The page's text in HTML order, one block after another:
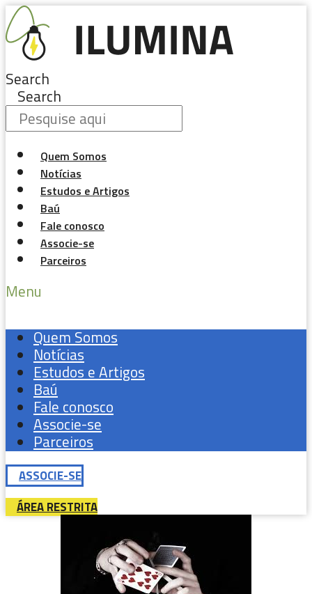
Pular
para
o
conteúdo
Search
Search
Quem Somos
Notícias
Estudos e Artigos
Baú
Fale conosco
Associe-se
Parceiros
Menu
Quem Somos
Notícias
Estudos e Artigos
Baú
Fale conosco
Associe-se
Parceiros
ASSOCIE-SE
ÁREA RESTRITA